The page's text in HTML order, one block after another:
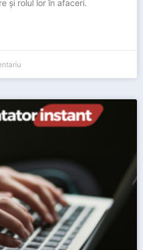
și rolul lor în afaceri.